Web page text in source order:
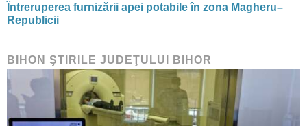
Întreruperea furnizării apei potabile în zona Magheru–
Republicii
BIHON ŞTIRILE JUDEŢULUI BIHOR